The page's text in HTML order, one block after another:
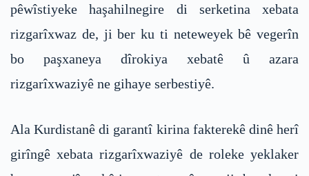
pêwîstiyeke haşahilnegire di serketina xebata
rizgarîxwaz de, ji ber ku ti neteweyek bê vegerîn
bo paşxaneya dîrokiya xebatê û azara
rizgarîxwaziyê ne gihaye serbestiyê.
Ala Kurdistanê di garantî kirina fakterekê dinê herî
girîngê xebata rizgarîxwaziyê de roleke yeklaker